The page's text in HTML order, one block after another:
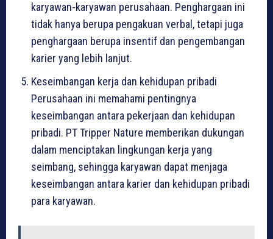
karyawan-karyawan perusahaan. Penghargaan ini
tidak hanya berupa pengakuan verbal, tetapi juga
penghargaan berupa insentif dan pengembangan
karier yang lebih lanjut.
Keseimbangan kerja dan kehidupan pribadi
Perusahaan ini memahami pentingnya
keseimbangan antara pekerjaan dan kehidupan
pribadi. PT Tripper Nature memberikan dukungan
dalam menciptakan lingkungan kerja yang
seimbang, sehingga karyawan dapat menjaga
keseimbangan antara karier dan kehidupan pribadi
para karyawan.